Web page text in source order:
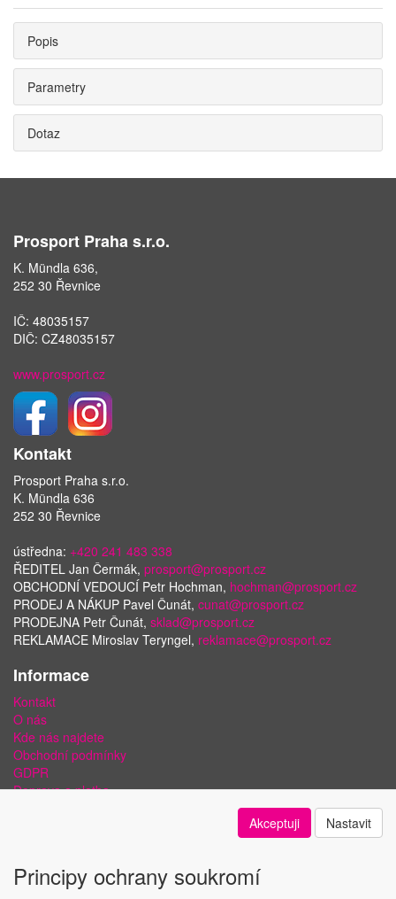
Popis
Parametry
Dotaz
Prosport Praha s.r.o.
K. Mündla 636,
252 30 Řevnice
IČ: 48035157
DIČ: CZ48035157
www.prosport.cz
Kontakt
Prosport Praha s.r.o.
K. Mündla 636
252 30 Řevnice
ústředna: +420 241 483 338
ŘEDITEL Jan Čermák, prosport@prosport.cz
OBCHODNÍ VEDOUCÍ Petr Hochman, hochman@prosport.cz
PRODEJ A NÁKUP Pavel Čunát, cunat@prosport.cz
PRODEJNA Petr Čunát, sklad@prosport.cz
REKLAMACE Miroslav Teryngel, reklamace@prosport.cz
Informace
Kontakt
O nás
Kde nás najdete
Obchodní podmínky
GDPR
Doprava a platba
Akceptuji Nastavit
Principy ochrany soukromí